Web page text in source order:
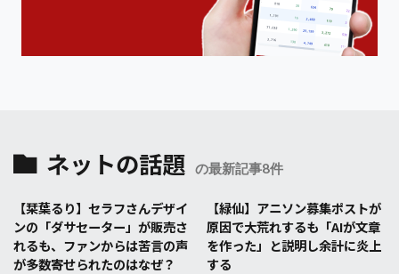
ネットの話題 の最新記事8件
【栞葉るり】セラフさんデザイ
ンの「ダサセーター」が販売さ
れるも、ファンからは苦言の声
が多数寄せられたのはなぜ？
【緑仙】アニソン募集ポストが
原因で大荒れするも「AIが文章
を作った」と説明し余計に炎上
する